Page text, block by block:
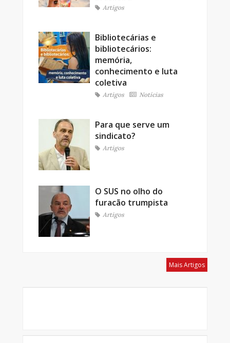
Artigos
Bibliotecárias e
bibliotecários:
memória,
conhecimento e luta
coletiva
Artigos Notícias
Para que serve um
sindicato?
Artigos
O SUS no olho do
furacão trumpista
Artigos
Mais Artigos